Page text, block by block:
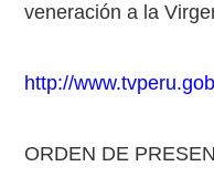
veneración a la
http://
ORDEN DE